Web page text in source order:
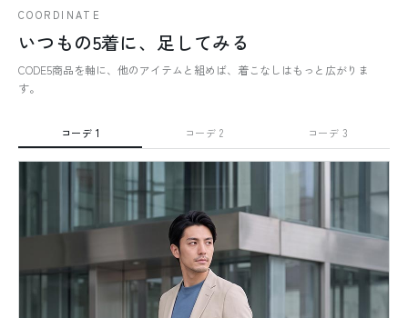
COORDINATE
いつもの5着に、足してみる
CODE5商品を軸に、他のアイテムと組めば、着こなしはもっと広がりま
す。
コーデ 1 コーデ 2 コーデ 3